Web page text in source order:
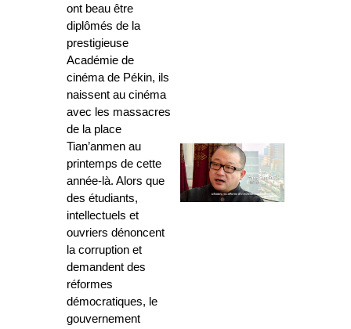
ont beau être
diplômés de la
prestigieuse
Académie de
cinéma de Pékin, ils
naissent au cinéma
avec les massacres
de la place
Tian’anmen au
printemps de cette
année-là. Alors que
des étudiants,
intellectuels et
ouvriers dénoncent
la corruption et
demandent des
réformes
démocratiques, le
gouvernement